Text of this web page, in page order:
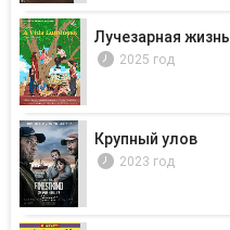
Лучезарная жизнь
2025 год
Крупный улов
2023 год